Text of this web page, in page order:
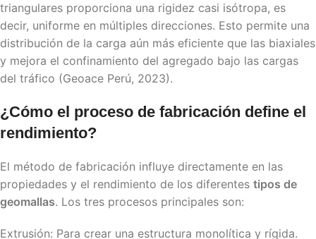
triangulares proporciona una rigidez casi isótropa, es
decir, uniforme en múltiples direcciones. Esto permite una
distribución de la carga aún más eficiente que las biaxiales
y mejora el confinamiento del agregado bajo las cargas
del tráfico (Geoace Perú, 2023).
¿Cómo el proceso de fabricación define el
rendimiento?
El método de fabricación influye directamente en las
propiedades y el rendimiento de los diferentes tipos de
geomallas. Los tres procesos principales son:
Extrusión: Para crear una estructura monolítica y rígida.